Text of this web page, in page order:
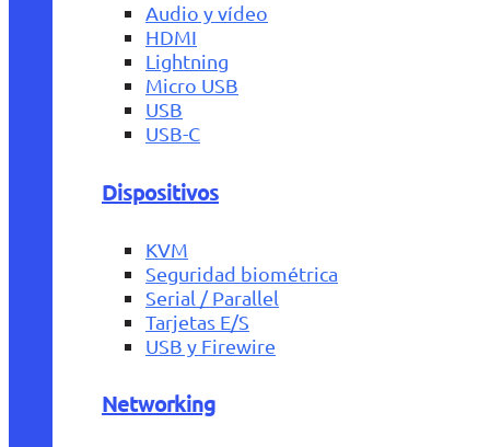
Audio y vídeo
HDMI
Lightning
Micro USB
USB
USB-C
Dispositivos
KVM
Seguridad biométrica
Serial / Parallel
Tarjetas E/S
USB y Firewire
Networking